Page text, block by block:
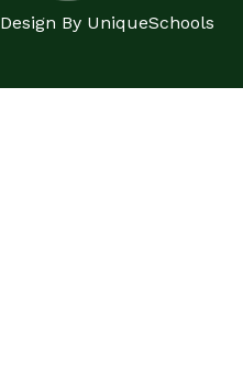
Design By UniqueSchools